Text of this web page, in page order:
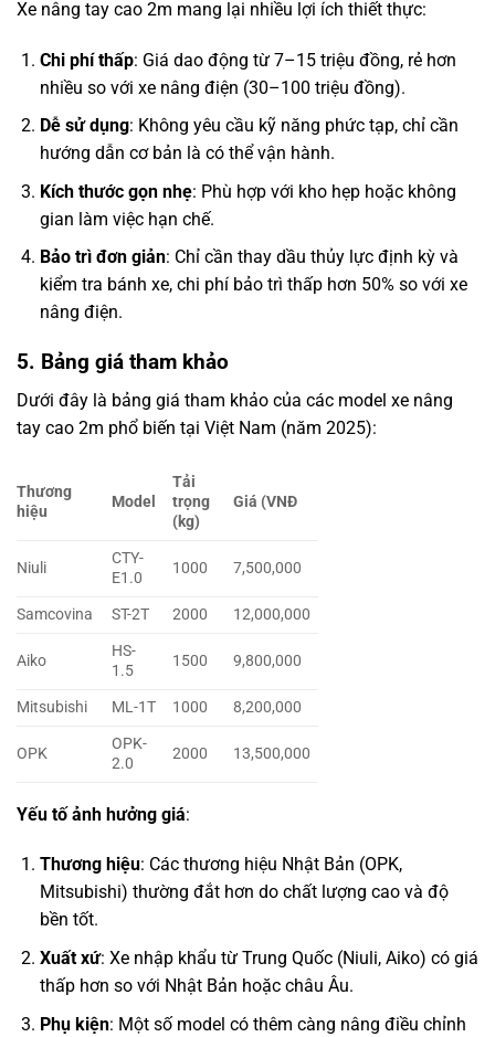
Xe nâng tay cao 2m mang lại nhiều lợi ích thiết thực:
Chi phí thấp: Giá dao động từ 7–15 triệu đồng, rẻ hơn
nhiều so với xe nâng điện (30–100 triệu đồng).
Dễ sử dụng: Không yêu cầu kỹ năng phức tạp, chỉ cần
hướng dẫn cơ bản là có thể vận hành.
Kích thước gọn nhẹ: Phù hợp với kho hẹp hoặc không
gian làm việc hạn chế.
Bảo trì đơn giản: Chỉ cần thay dầu thủy lực định kỳ và
kiểm tra bánh xe, chi phí bảo trì thấp hơn 50% so với xe
nâng điện.
5. Bảng giá tham khảo
Dưới đây là bảng giá tham khảo của các model xe nâng
tay cao 2m phổ biến tại Việt Nam (năm 2025):
Thương
hiệu
Model
Tải
trọng
(kg)
Giá (VNĐ
Niuli
CTY-
E1.0
1000 7,500,000
Samcovina ST-2T 2000 12,000,000
Aiko
HS-
1.5
1500 9,800,000
Mitsubishi ML-1T 1000 8,200,000
OPK
OPK-
2.0
2000 13,500,000
Yếu tố ảnh hưởng giá:
Thương hiệu: Các thương hiệu Nhật Bản (OPK,
Mitsubishi) thường đắt hơn do chất lượng cao và độ
bền tốt.
Xuất xứ: Xe nhập khẩu từ Trung Quốc (Niuli, Aiko) có giá
thấp hơn so với Nhật Bản hoặc châu Âu.
Phụ kiện: Một số model có thêm càng nâng điều chỉnh